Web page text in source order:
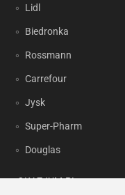
Lidl
Biedronka
Rossmann
Carrefour
Jysk
Super-Pharm
Douglas
OKAZJUM.PL